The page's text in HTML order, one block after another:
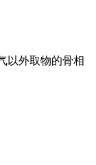
以外取物的骨相